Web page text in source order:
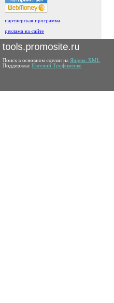
партнерская программа
реклама на сайте
tools.promosite.ru
Поиск в основном сделан на Яндекс.XML
Поддержка: Евгений Трофименко